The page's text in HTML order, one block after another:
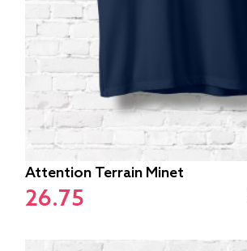
Attention Terrain Minet
26.75